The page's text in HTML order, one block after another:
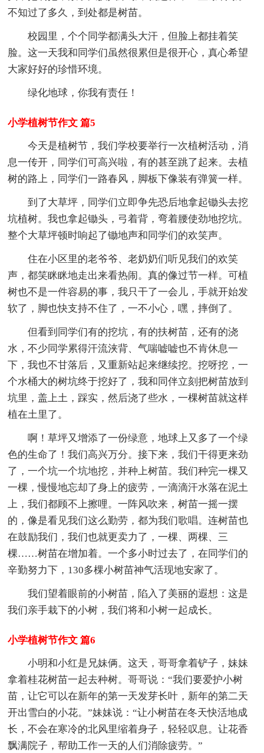
不知过了多久，到处都是树苗。
校园里，个个同学都满头大汗，但脸上都挂着笑
脸。这一天我和同学们虽然很累但是很开心，真心希望
大家好好的珍惜环境。
绿化地球，你我有责任！
小学植树节作文 篇5
今天是植树节，我们学校要举行一次植树活动，消
息一传开，同学们可高兴啦，有的甚至跳了起来。去植
树的路上，同学们一路春风，脚板下像装有弹簧一样。
到了大草坪，同学们立即争先恐后地拿起锄头去挖
坑植树。我也拿起锄头，弓着背，弯着腰使劲地挖坑。
整个大草坪顿时响起了锄地声和同学们的欢笑声。
住在小区里的老爷爷、老奶奶们听见我们的欢笑
声，都笑眯眯地走出来看热闹。真的像过节一样。可植
树也不是一件容易的事，我只干了一会儿，手就开始发
软了，脚也快支持不住了，一不小心，嘿，摔倒了。
但看到同学们有的挖坑，有的扶树苗，还有的浇
水，不少同学累得汗流浃背、气喘嘘嘘也不肯休息一
下，我也不甘落后，又重新站起来继续挖。挖呀挖，一
个水桶大的树坑终于挖好了，我和同伴立刻把树苗放到
坑里，盖上土，踩实，然后浇了些水，一棵树苗就这样
植在土里了。
啊！草坪又增添了一份绿意，地球上又多了一个绿
色的生命了！我们高兴万分。接下来，我们干得更来劲
了，一个坑一个坑地挖，并种上树苗。我们种完一棵又
一棵，慢慢地忘却了身上的疲劳，一滴滴汗水落在泥土
上，我们都顾不上擦哩。一阵风吹来，树苗一摇一摆
的，像是看见我们这么勤劳，都为我们歌唱。连树苗也
在鼓励我们，我们也就更卖力了，一棵、两棵、三
棵……树苗在增加着。一个多小时过去了，在同学们的
辛勤努力下，130多棵小树苗神气活现地安家了。
我们望着眼前的小树苗，陷入了美丽的遐想：这是
我们亲手栽下的小树，我们将和小树一起成长。
小学植树节作文 篇6
小明和小红是兄妹俩。这天，哥哥拿着铲子，妹妹
拿着桂花树苗一起去种树。哥哥说：“我们要爱护小树
苗，让它可以在新年的第一天发芽长叶，新年的第二天
开出雪白的小花。”妹妹说：“让小树苗在冬天快活地成
长，不会在寒冷的北风里缩着身子，轻轻叹息。让花香
飘满院子，帮助工作一天的人们消除疲劳。”